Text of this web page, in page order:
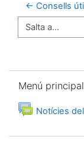
← Consells
Salta a...
Menú principal
Notícies